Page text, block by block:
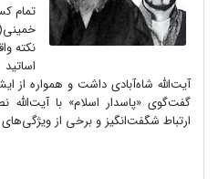
تمام
نکته
آیت‌الله شاه‌آبادی داشت و همواره از
گفت‌گوی «پاسدار اسلام» با آیت‌الله
ارتباط شگفت‌انگیز و برخی از ویژگی‌های